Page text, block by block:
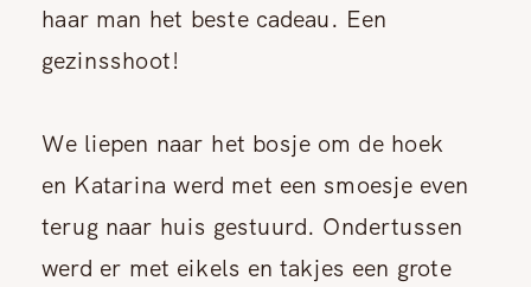
haar man het beste cadeau. Een
gezinsshoot!
We liepen naar het bosje om de hoek
en Katarina werd met een smoesje even
terug naar huis gestuurd. Ondertussen
werd er met eikels en takjes een grote